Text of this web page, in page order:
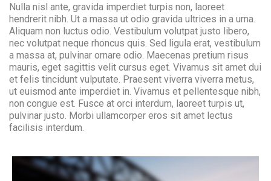
Nulla nisl ante, gravida imperdiet turpis non, laoreet
hendrerit nibh. Ut a massa ut odio gravida ultrices in a urna.
Aliquam non luctus odio. Vestibulum volutpat justo libero,
nec volutpat neque rhoncus quis. Sed ligula erat, vestibulum
a massa at, pulvinar ornare odio. Maecenas pretium risus
mauris, eget sagittis velit cursus eget. Vivamus sit amet dui
et felis tincidunt vulputate. Praesent viverra viverra metus,
ut euismod ante imperdiet in. Vivamus et pellentesque nibh,
non congue est. Fusce at orci interdum, laoreet turpis ut,
pulvinar justo. Morbi ullamcorper eros sit amet lectus
facilisis interdum.